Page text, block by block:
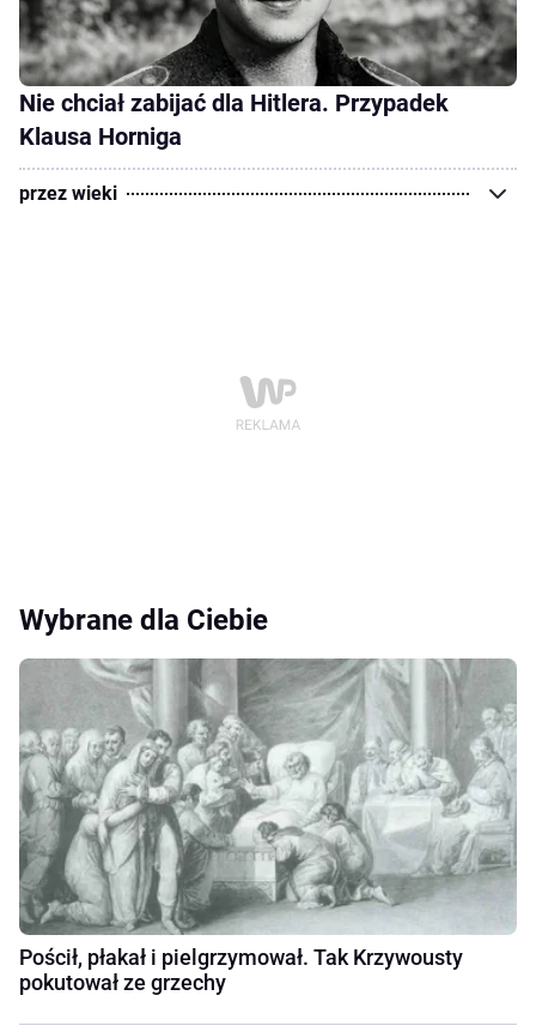
Nie chciał zabijać dla Hitlera. Przypadek
Klausa Horniga
przez wieki
Wybrane dla Ciebie
Pościł, płakał i pielgrzymował. Tak Krzywousty
pokutował ze grzechy